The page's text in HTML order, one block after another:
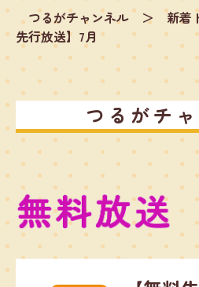
つるがチャンネル ＞ 新着
先行放送】7月
つるがチ